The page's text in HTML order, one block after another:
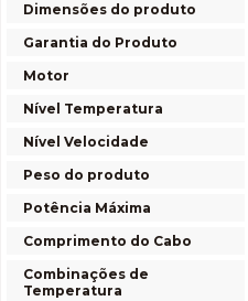
Dimensões do produto
Garantia do Produto
Motor
Nível Temperatura
Nível Velocidade
Peso do produto
Potência Máxima
Comprimento do Cabo
Combinações de
Temperatura